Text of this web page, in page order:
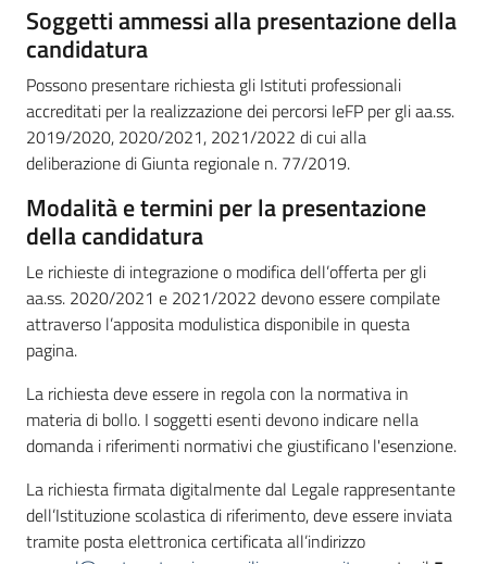
Soggetti ammessi alla presentazione della
candidatura
Possono presentare richiesta gli Istituti professionali
accreditati per la realizzazione dei percorsi IeFP per gli aa.ss.
2019/2020, 2020/2021, 2021/2022 di cui alla
deliberazione di Giunta regionale n. 77/2019.
Modalità e termini per la presentazione
della candidatura
Le richieste di integrazione o modifica dell’offerta per gli
aa.ss. 2020/2021 e 2021/2022 devono essere compilate
attraverso l’apposita modulistica disponibile in questa
pagina.
La richiesta deve essere in regola con la normativa in
materia di bollo. I soggetti esenti devono indicare nella
domanda i riferimenti normativi che giustificano l'esenzione.
La richiesta firmata digitalmente dal Legale rappresentante
dell’Istituzione scolastica di riferimento, deve essere inviata
tramite posta elettronica certificata all’indirizzo